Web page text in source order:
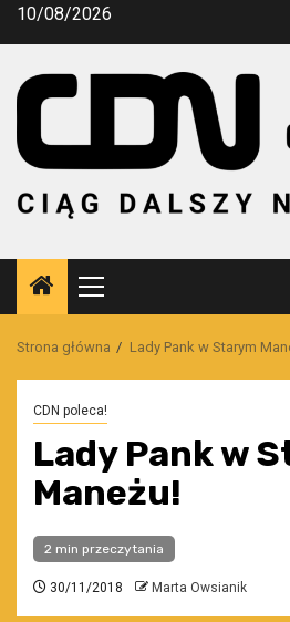
Przejdź
10/08/2026
Menu
główne
Strona główna Lady Pank w Starym
CDN poleca!
Lady Pank w
Maneżu!
2 min przeczytania
30/11/2018 Marta Owsianik